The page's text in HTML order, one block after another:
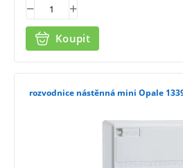
Koupit
rozvodnice nástěnná mini Opale